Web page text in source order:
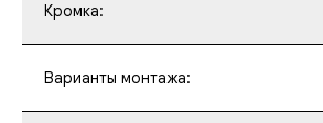
Кромка:
Варианты монтажа: